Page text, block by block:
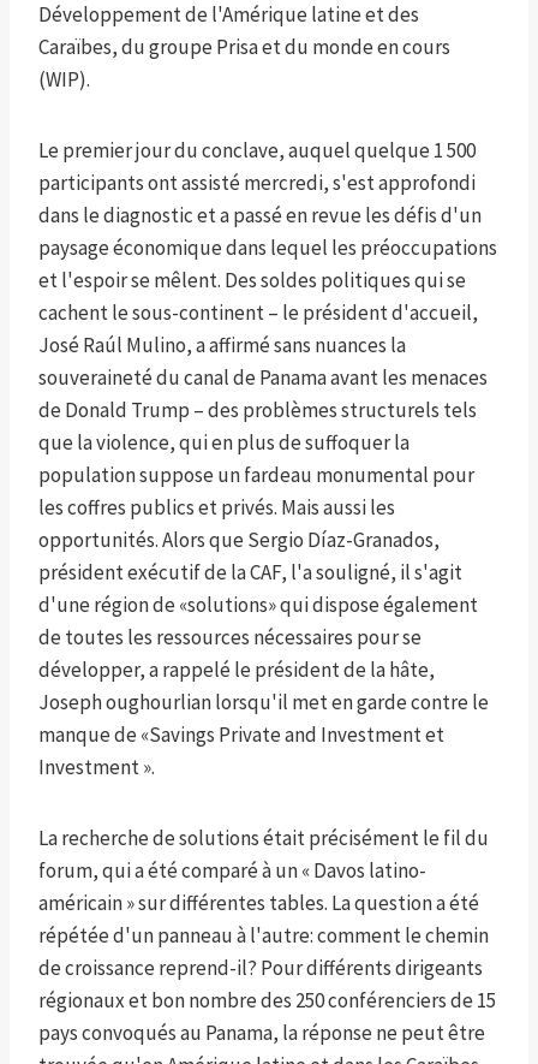
Développement de l'Amérique latine et des
Caraïbes, du groupe Prisa et du monde en cours
(WIP).
Le premier jour du conclave, auquel quelque 1 500
participants ont assisté mercredi, s'est approfondi
dans le diagnostic et a passé en revue les défis d'un
paysage économique dans lequel les préoccupations
et l'espoir se mêlent. Des soldes politiques qui se
cachent le sous-continent – le président d'accueil,
José Raúl Mulino, a affirmé sans nuances la
souveraineté du canal de Panama avant les menaces
de Donald Trump – des problèmes structurels tels
que la violence, qui en plus de suffoquer la
population suppose un fardeau monumental pour
les coffres publics et privés. Mais aussi les
opportunités. Alors que Sergio Díaz-Granados,
président exécutif de la CAF, l'a souligné, il s'agit
d'une région de «solutions» qui dispose également
de toutes les ressources nécessaires pour se
développer, a rappelé le président de la hâte,
Joseph oughourlian lorsqu'il met en garde contre le
manque de «Savings Private and Investment et
Investment ».
La recherche de solutions était précisément le fil du
forum, qui a été comparé à un « Davos latino-
américain » sur différentes tables. La question a été
répétée d'un panneau à l'autre: comment le chemin
de croissance reprend-il? Pour différents dirigeants
régionaux et bon nombre des 250 conférenciers de 15
pays convoqués au Panama, la réponse ne peut être